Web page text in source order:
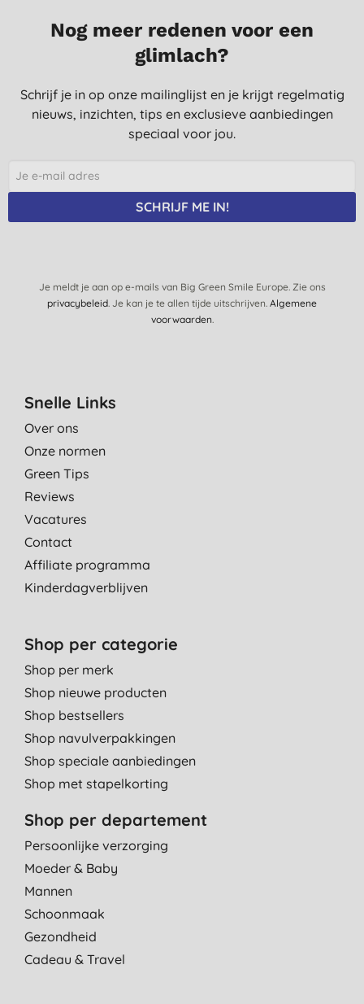
Nog meer redenen voor een
glimlach?
Schrijf je in op onze mailinglijst en je krijgt regelmatig
nieuws, inzichten, tips en exclusieve aanbiedingen
speciaal voor jou.
SCHRIJF ME IN!
Je meldt je aan op e-mails van Big Green Smile Europe. Zie ons
privacybeleid. Je kan je te allen tijde uitschrijven. Algemene
voorwaarden.
Snelle Links
Over ons
Onze normen
Green Tips
Reviews
Vacatures
Contact
Affiliate programma
Kinderdagverblijven
Shop per categorie
Shop per merk
Shop nieuwe producten
Shop bestsellers
Shop navulverpakkingen
Shop speciale aanbiedingen
Shop met stapelkorting
Shop per departement
Persoonlijke verzorging
Moeder & Baby
Mannen
Schoonmaak
Gezondheid
Cadeau & Travel